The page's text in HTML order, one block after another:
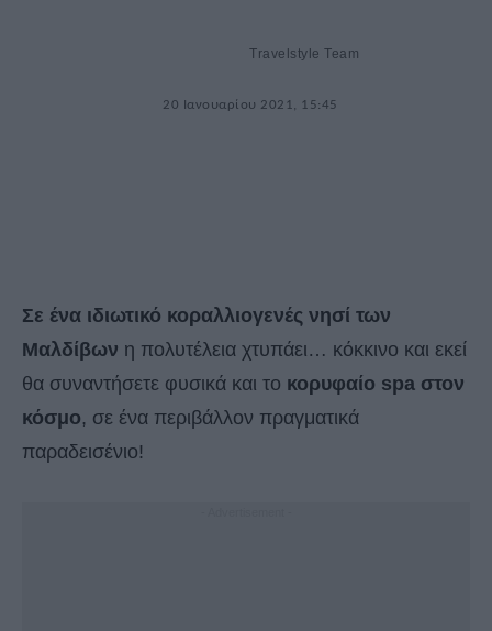
Travelstyle Team
20 Ιανουαρίου 2021, 15:45
Σε ένα ιδιωτικό κοραλλιογενές νησί των
Μαλδίβων η πολυτέλεια χτυπάει… κόκκινο και εκεί
θα συναντήσετε φυσικά και το κορυφαίο spa στον
κόσμο, σε ένα περιβάλλον πραγματικά
παραδεισένιο!